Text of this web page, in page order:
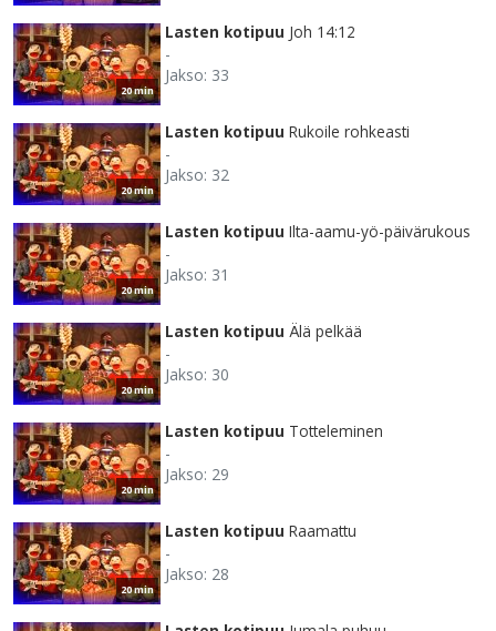
20 min
Lasten kotipuu Joh 14:12
-
Jakso: 33
20 min
Lasten kotipuu Rukoile rohkeasti
-
Jakso: 32
20 min
Lasten kotipuu Ilta-aamu-yö-päivärukous
-
Jakso: 31
20 min
Lasten kotipuu Älä pelkää
-
Jakso: 30
20 min
Lasten kotipuu Totteleminen
-
Jakso: 29
20 min
Lasten kotipuu Raamattu
-
Jakso: 28